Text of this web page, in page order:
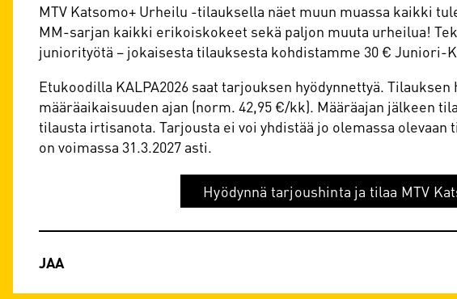
MTV Katsomo+ Urheilu -tilauksella näet muun muassa kaikki
MM-sarjan kaikki erikoiskokeet sekä paljon muuta urheilua!
juniorityötä – jokaisesta tilauksesta kohdistamme 30 € Juniori-
Etukoodilla KALPA2026 saat tarjouksen hyödynnettyä.
määräaikaisuuden ajan (norm. 42,95 €/kk). Määräajan jälkeen
tilausta irtisanota. Tarjousta ei voi yhdistää jo olemassa
on voimassa 31.3.2027 asti.
Hyödynnä tarjoushinta ja tilaa MTV